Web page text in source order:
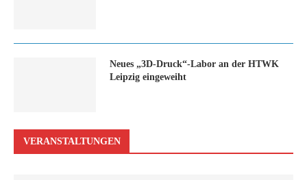
Neues „3D-Druck“-Labor an der HTWK
Leipzig eingeweiht
VERANSTALTUNGEN